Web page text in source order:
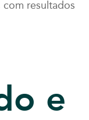
com resultados
e